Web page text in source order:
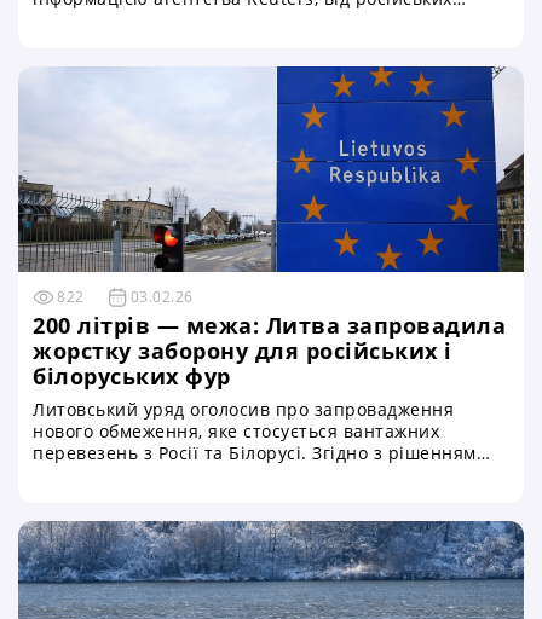
Йдеться не лише про пошкоджений метал чи вибиті
ілюмінатори — мова про мільйони тонн
продовольства, валютні надходження держави та
безпеку людей, які працюють у морі
822 03.02.26
200 літрів — межа: Литва запровадила
жорстку заборону для російських і
білоруських фур
Литовський уряд оголосив про запровадження
нового обмеження, яке стосується вантажних
перевезень з Росії та Білорусі. Згідно з рішенням
міститься понад 200 літрів пального. Про це
офіційно повідомила пресслужба уряду Литви,
наголосивши, що захід має економічний і
фіскальний характер та спрямований на захист
національних інтересів